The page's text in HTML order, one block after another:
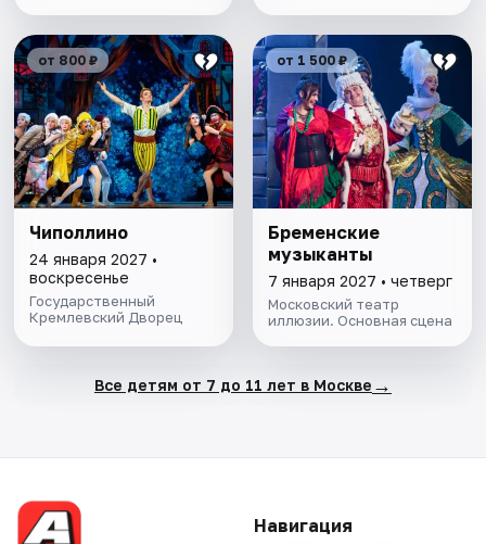
от 800 ₽
Чиполлино
24 января 2027 •
воскресенье
Государственный
Кремлевский Дворец
от 1 500 ₽
Бременские
музыканты
7 января 2027 • четверг
Московский театр
иллюзии. Основная сцена
Все детям от 7 до 11 лет в Москве →
Навигация